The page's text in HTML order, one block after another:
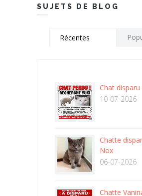
SUJETS DE BLOG
Récentes
Chat disparu
10-07-2026
Chatte
Nox
06-07-2026
Chatte